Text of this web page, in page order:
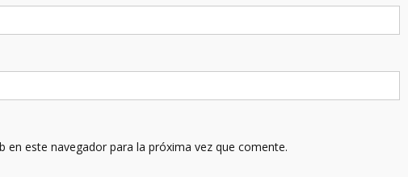
este navegador para la próxima vez que comente.